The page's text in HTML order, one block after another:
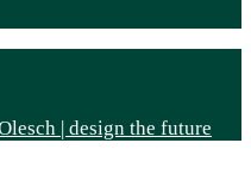
| design the future